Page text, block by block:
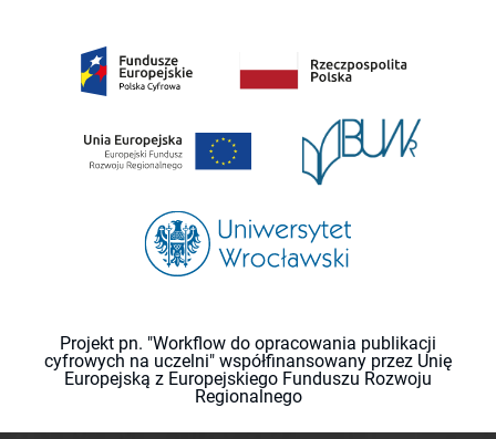
Projekt pn. "Workflow do opracowania publikacji
cyfrowych na uczelni" współfinansowany przez Unię
Europejską z Europejskiego Funduszu Rozwoju
Regionalnego